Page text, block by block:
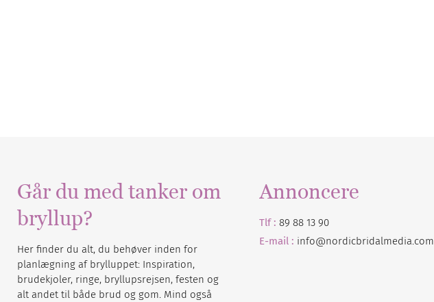
Går du med tanker om
bryllup?
Her finder du alt, du behøver inden for
planlægning af brylluppet: Inspiration,
brudekjoler, ringe, bryllupsrejsen, festen og
alt andet til både brud og gom. Mind også
Annoncere
Tlf : 89 88 13 90
E-mail : info@nordicbridalmedia.com